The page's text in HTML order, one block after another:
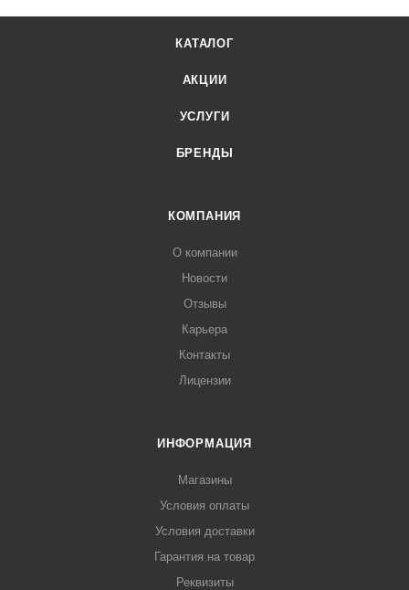
КАТАЛОГ
АКЦИИ
УСЛУГИ
БРЕНДЫ
КОМПАНИЯ
О компании
Новости
Отзывы
Карьера
Контакты
Лицензии
ИНФОРМАЦИЯ
Магазины
Условия оплаты
Условия доставки
Гарантия на товар
Реквизиты